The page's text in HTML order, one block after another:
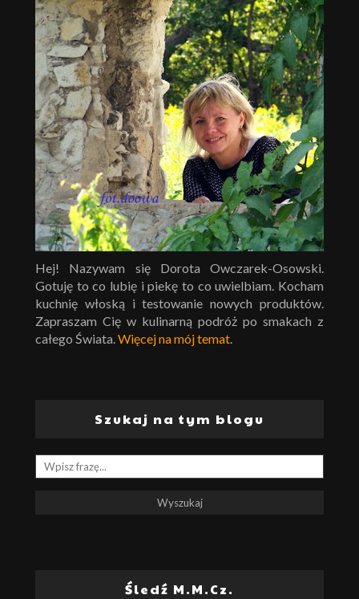
Hej! Nazywam się Dorota Owczarek-Osowski.
Gotuję to co lubię i piekę to co uwielbiam. Kocham
kuchnię włoską i testowanie nowych produktów.
Zapraszam Cię w kulinarną podróż po smakach z
całego Świata. Więcej na mój temat
Szukaj na tym blogu
Śledź M.M.Cz.